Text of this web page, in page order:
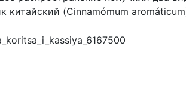
китайский (Cinnamómum